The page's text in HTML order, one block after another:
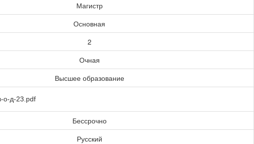
Магистр
Основная
2
Очная
Высшее образование
о-д-23.pdf
Бессрочно
Русский